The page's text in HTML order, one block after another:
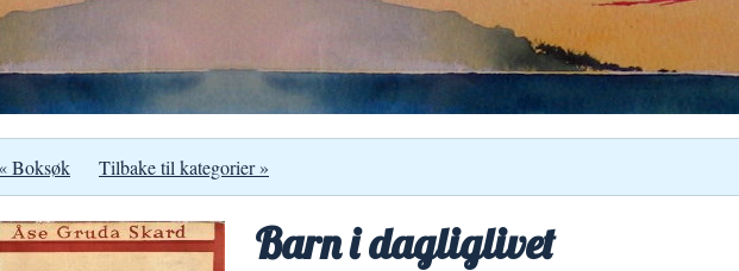
« Boksøk Tilbake til kategorier »
Barn i dagliglivet